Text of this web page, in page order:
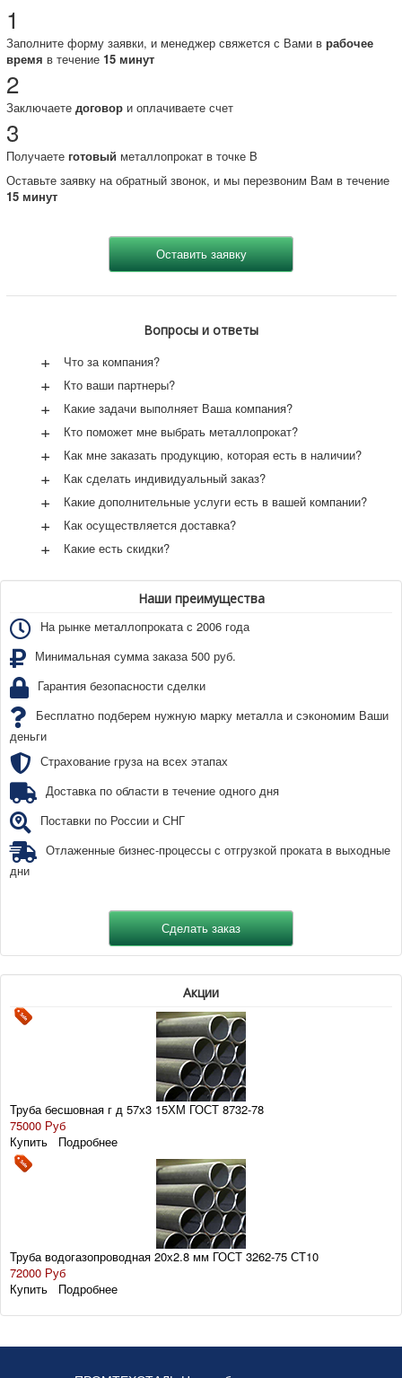
1
Заполните форму заявки, и менеджер свяжется с Вами в рабочее
время в течение 15 минут
2
Заключаете договори оплачиваете счет
3
Получаете готовый металлопрокат в точке B
Оставьте заявку на обратный звонок, и мы перезвоним Вам в течение
15 минут
Вопросы и ответы
+ Что за компания?
+ Кто ваши партнеры?
+ Какие задачи выполняет Ваша компания?
+ Кто поможет мне выбрать металлопрокат?
+ Как мне заказать продукцию, которая есть в наличии?
+ Как сделать индивидуальный заказ?
+ Какие дополнительные услуги есть в вашей компании?
+ Как осуществляется доставка?
+ Какие есть скидки?
Наши преимущества
На рынке металлопроката с 2006 года
Минимальная сумма заказа 500 руб.
Гарантия безопасности сделки
Бесплатно подберем нужную марку металла и сэкономим Ваши
деньги
Страхование груза на всех этапах
Доставка по области в течение одного дня
Поставки по России и СНГ
Отлаженные бизнес-процессы с отгрузкой проката в выходные
дни
Акции
Труба бесшовная г д 57х3 15ХМ ГОСТ 8732-78
75000 Руб
Купить
Подробнее
Труба водогазопроводная 20х2.8 мм ГОСТ 3262-75 СТ10
72000 Руб
Купить
Подробнее